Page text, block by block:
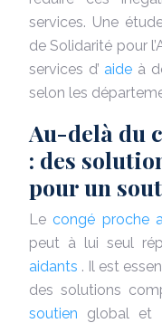
services. Une
de Solidarité pour
services d’ aide à
selon les
Au-delà du
: des
pour un
Lecongé proche
peut à lui seul
aidants . Il est
des solutions
soutien global et